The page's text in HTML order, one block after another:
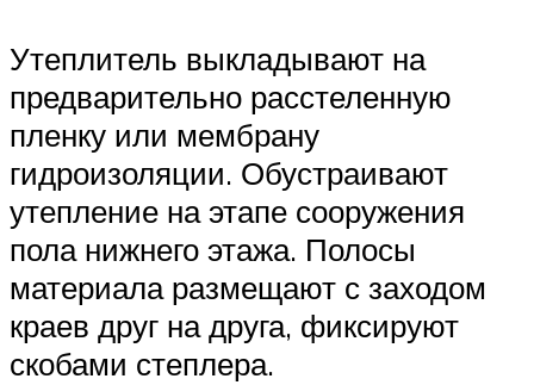
Утеплитель выкладывают на
предварительно расстеленную
пленку или мембрану
гидроизоляции. Обустраивают
утепление на этапе сооружения
пола нижнего этажа. Полосы
материала размещают с заходом
краев друг на друга, фиксируют
скобами степлера.